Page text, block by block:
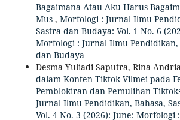
Bagaimana Atau Aku Harus
Mus , Morfologi : Jurnal Ilmu
Sastra dan Budaya: Vol. 1 No. 6
Morfologi : Jurnal Ilmu Pendidikan,
dan Budaya
Desma Yuliadi Saputra, Rina
dalam Konten Tiktok Vilmei pada
Pemblokiran dan Pemulihan
Jurnal Ilmu Pendidikan, Bahasa,
Vol. 4 No. 3 (2026): June: